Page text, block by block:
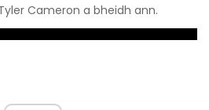
Cameron a bheidh ann.